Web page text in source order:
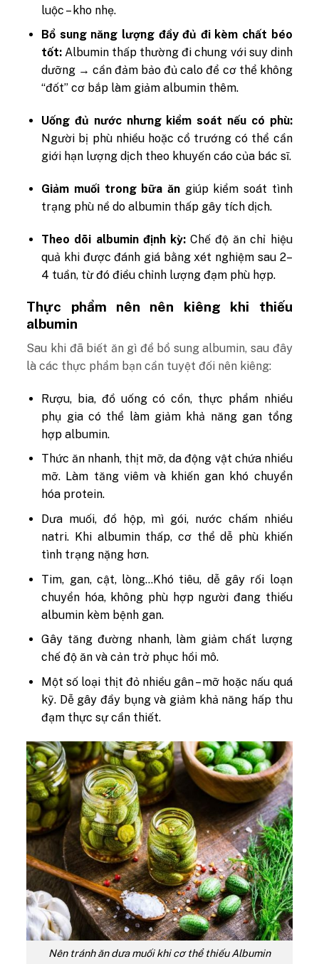
luộc – kho nhẹ.
Bổ sung năng lượng đầy đủ đi kèm chất béo
tốt:Albumin thấp thường đi chung với suy dinh
dưỡng → cần đảm bảo đủ calo để cơ thể không
“đốt” cơ bắp làm giảm albumin thêm.
Uống đủ nước nhưng kiểm soát nếu có phù:
Người bị phù nhiều hoặc cổ trướng có thể cần
giới hạn lượng dịch theo khuyến cáo của bác sĩ.
Giảm muối trong bữa ăn giúp kiểm soát tình
trạng phù nề do albumin thấp gây tích dịch.
Theo dõi albumin định kỳ: Chế độ ăn chỉ hiệu
quả khi được đánh giá bằng xét nghiệm sau 2–
4 tuần, từ đó điều chỉnh lượng đạm phù hợp.
Thực phẩm nên nên kiêng khi thiếu
albumin
Sau khi đã biết ăn gì để bổ sung albumin, sau đây
là các thực phẩm bạn cần tuyệt đối nên kiêng:
Rượu, bia, đồ uống có cồn, thực phẩm nhiều
phụ gia có thể làm giảm khả năng gan tổng
hợp albumin.
Thức ăn nhanh, thịt mỡ, da động vật chứa nhiều
mỡ. Làm tăng viêm và khiến gan khó chuyển
hóa protein.
Dưa muối, đồ hộp, mì gói, nước chấm nhiều
natri. Khi albumin thấp, cơ thể dễ phù khiến
tình trạng nặng hơn.
Tim, gan, cật, lòng…Khó tiêu, dễ gây rối loạn
chuyển hóa, không phù hợp người đang thiếu
albumin kèm bệnh gan.
Gây tăng đường nhanh, làm giảm chất lượng
chế độ ăn và cản trở phục hồi mô.
Một số loại thịt đỏ nhiều gân – mỡ hoặc nấu quá
kỹ. Dễ gây đầy bụng và giảm khả năng hấp thu
đạm thực sự cần thiết.
Nên tránh ăn dưa muối khi cơ thể thiếu Albumin